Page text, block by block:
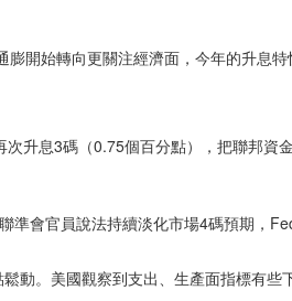
開始轉向更關注經濟面，今年的升息
升息3碼（0.75個百分點），把聯邦資
會官員說法持續淡化市場4碼預期，
動。美國觀察到支出、生產面指標有些